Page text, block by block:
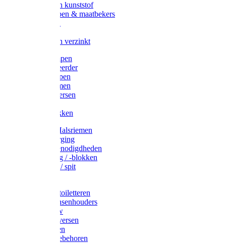
Voerbakken kunststof
Voerscheppen & maatbekers
Voerbakken verzinkt
Warmtelampen
Staartcoupeerder
Biggenkappen
Neuskrammen
Varken diversen
Varkensbakken
Halsters / Halsriemen
Hoefverzorging
Lammer benodigdheden
Ramdektuig / -blokken
Vastzetpen / spit
Poetsen & toiletteren
Zadel-/Trensenhouders
Halstertouw
Halsters diversen
Hoofdstellen
Zadel & toebehoren